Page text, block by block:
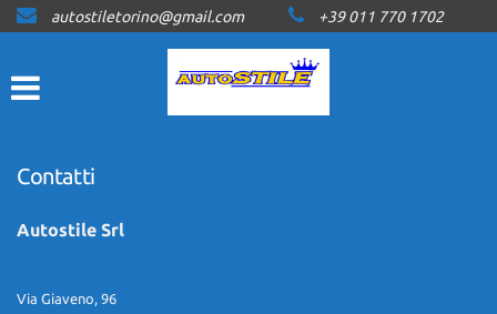
HOME
LISTA VEICOLI
ASSISTENZA
CONTATTI
autostiletorino@gmail.com +39 011 770 1702
Contatti
Autostile Srl
Via Giaveno, 96